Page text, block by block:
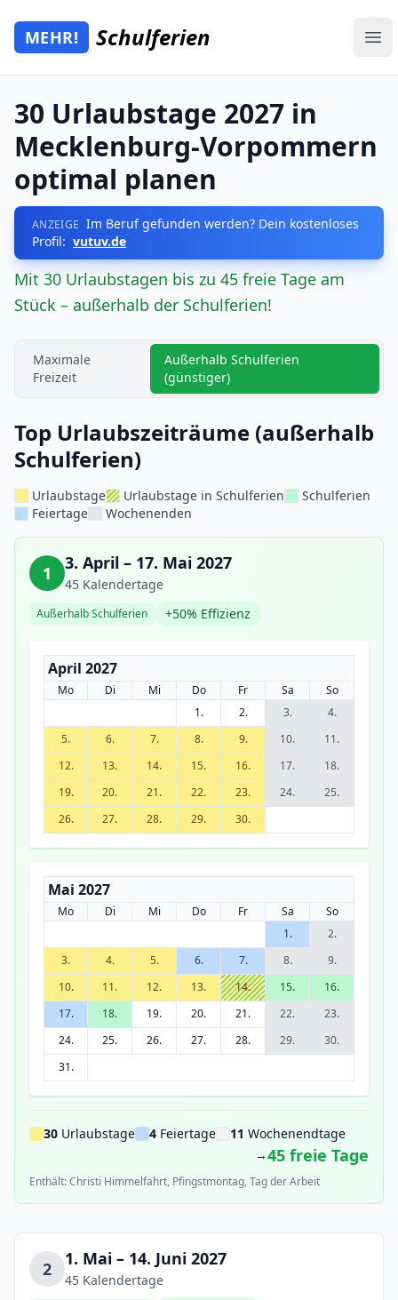
Zum Hauptinhalt springen
Mehr Schulferien
MEHR! Schulferien
30 Urlaubstage 2027 in
Mecklenburg-Vorpommern
optimal planen
ANZEIGE Im Beruf gefunden werden? Dein kostenloses
Profil: vutuv.de
Mit 30 Urlaubstagen bis zu 45 freie Tage am
Stück – außerhalb der Schulferien!
Maximale
Freizeit
Außerhalb Schulferien
(günstiger)
Top Urlaubszeiträume (außerhalb
Schulferien)
Urlaubstage Urlaubstage in Schulferien
Schulferien
Feiertage
Wochenenden
1 3. April – 17. Mai 2027
45 Kalendertage
Außerhalb Schulferien +50% Effizienz
April 2027
Mo Di Mi Do Fr Sa
So
1.
2. 3.
4.
5.
6. 7. 8. 9. 10.
11.
12.
13. 14. 15. 16. 17.
18.
19.
20. 21. 22. 23. 24.
25.
26.
27. 28. 29. 30.
Mai 2027
Mo Di Mi Do Fr Sa
So
1.
2.
3.
4. 5. 6. 7. 8.
9.
10.
11. 12. 13. 14. 15.
16.
17.
18. 19. 20. 21. 22.
23.
24.
25. 26. 27. 28. 29.
30.
31.
30 Urlaubstage 4 Feiertage 11 Wochenendtage
→45 freie Tage
Enthält: Christi Himmelfahrt, Pfingstmontag, Tag der Arbeit
2 1. Mai – 14. Juni 2027
45 Kalendertage